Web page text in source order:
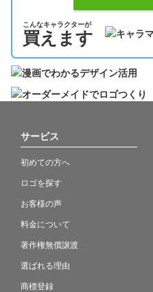
こんなキャラクターが
買えます
サービス
初めての方へ
ロゴを探す
お客様の声
料金について
著作権無償譲渡
選ばれる理由
商標登録